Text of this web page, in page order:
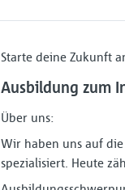
Starte deine Zukunft
Ausbildung zum
Über uns:
Wir haben uns auf
spezialisiert. Heute